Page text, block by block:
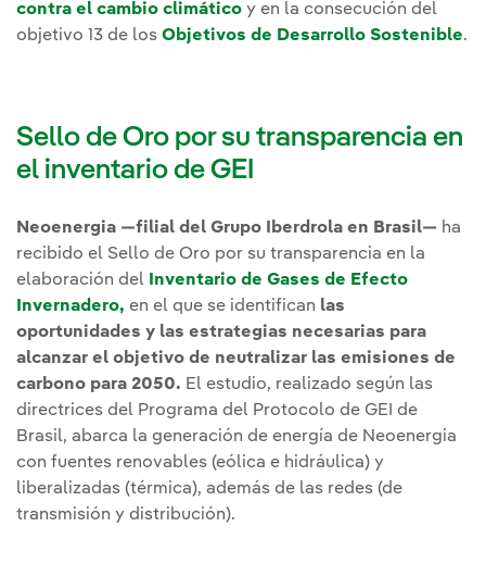
contra el cambio climático y en la consecución del
objetivo 13 de los Objetivos de Desarrollo Sostenible.
Sello de Oro por su transparencia en
el inventario de GEI
Neoenergia —filial del Grupo Iberdrola en Brasil— ha
recibido el Sello de Oro por su transparencia en la
elaboración del
Inventario de Gases de Efecto
Invernadero, en el que se identifican las
oportunidades y las estrategias necesarias para
alcanzar el objetivo de neutralizar las emisiones de
carbono para 2050. El estudio, realizado según las
directrices del Programa del Protocolo de GEI de
Brasil, abarca la generación de energía de Neoenergia
con fuentes renovables (eólica e hidráulica) y
liberalizadas (térmica), además de las redes (de
transmisión y distribución).